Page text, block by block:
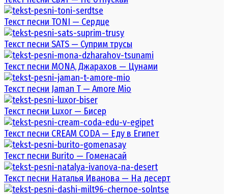
Текст песни TONI — Сердце
Текст песни SATS — Суприм трусы
Текст песни MONA, Джарахов — Цунами
Текст песни Jaman T — Amore Mio
Текст песни Luxor — Бисер
Текст песни CREAM CODA — Еду в Египет
Текст песни Burito — Гоменасай
Текст песни Наталья Иванова — На десерт